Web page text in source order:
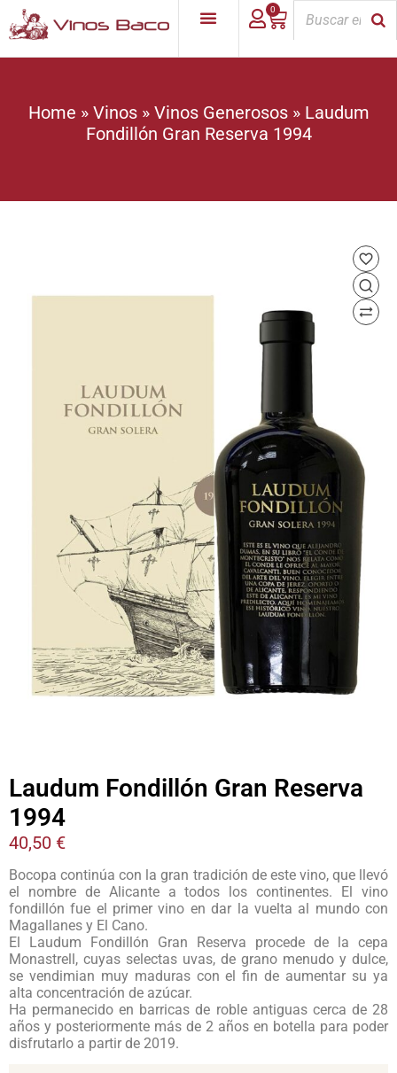
0
Home » Vinos» Vinos Generosos» Laudum
Fondillón Gran Reserva 1994
Laudum Fondillón Gran Reserva
1994
40,50 €
Bocopa continúa con la gran tradición de este vino, que llevó
el nombre de Alicante a todos los continentes. El vino
fondillón fue el primer vino en dar la vuelta al mundo con
Magallanes y El Cano.
El Laudum Fondillón Gran Reserva procede de la cepa
Monastrell, cuyas selectas uvas, de grano menudo y dulce,
se vendimian muy maduras con el fin de aumentar su ya
alta concentración de azúcar.
Ha permanecido en barricas de roble antiguas cerca de 28
años y posteriormente más de 2 años en botella para poder
disfrutarlo a partir de 2019.